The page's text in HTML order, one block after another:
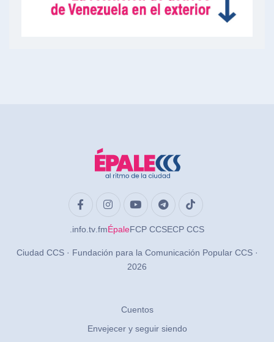
.info .tv .fmÉpaleFCP CCSECP CCS
Ciudad CCS · Fundación para la Comunicación Popular CCS ·
2026
Cuentos
Envejecer y seguir siendo